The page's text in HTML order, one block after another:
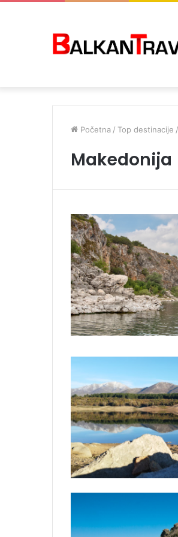
Početna / Top destinacije /
Makedonija
U
P
R
O
A
NU PRODAJI